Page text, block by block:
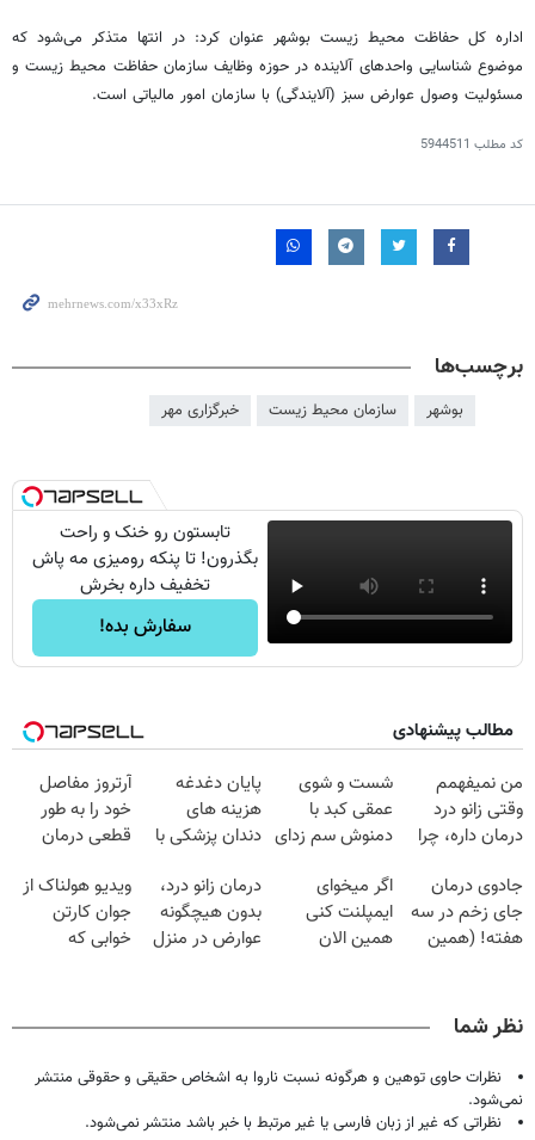
اداره کل حفاظت محیط زیست بوشهر عنوان کرد: در انتها متذکر می‌شود که
موضوع شناسایی واحدهای آلاینده در حوزه وظایف سازمان حفاظت محیط زیست و
مسئولیت وصول عوارض سبز (آلایندگی) با سازمان امور مالیاتی است.
کد مطلب 5944511
برچسب‌ها
بوشهر سازمان محیط زیست خبرگزاری مهر
تابستون رو خنک و راحت
بگذرون! تا پنکه رومیزی مه پاش
تخفیف داره بخرش
سفارش بده!
مطالب پیشنهادی
من نمیفهمم
وقتی زانو درد
درمان داره، چرا
تحمل میکنی؟❗
شست و شوی
عمقی کبد با
دمنوش سم زدای
پایان دغدغه
هزینه های
دندان پزشکی با
خانگی
آرتروز مفاصل
خود را به طور
قطعی درمان
◗پرسش‌نامه◖
جادوی درمان
جای زخم در سه
هفته! (همین
اگر میخوای
ایمپلنت کنی
همین الان
درمان زانو درد،
بدون هیچگونه
عوارض در منزل
ویدیو هولناک از
جوان کارتن
خوابی که
نظر شما
نظرات حاوی توهین و هرگونه نسبت ناروا به اشخاص حقیقی و حقوقی منتشر
نمی‌شود.
نظراتی که غیر از زبان فارسی یا غیر مرتبط با خبر باشد منتشر نمی‌شود.